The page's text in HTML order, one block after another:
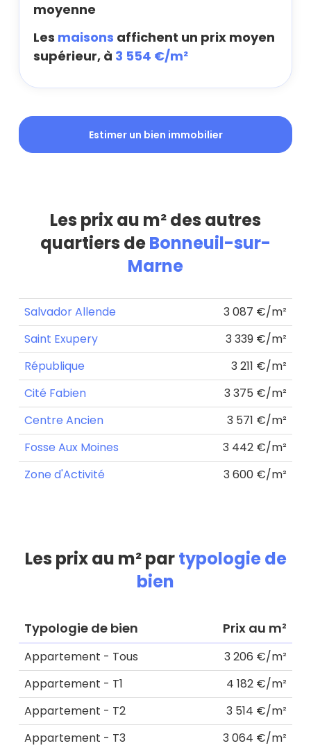
moyenne
Les maisons affichent un prix moyen
supérieur, à 3 554 €/m²
Estimer un bien immobilier
Les prix au m² des autres
quartiers deBonneuil-sur-
Marne
Salvador Allende
3 087 €/m²
Saint Exupery
3 339 €/m²
République
3 211 €/m²
Cité Fabien
3 375 €/m²
Centre Ancien
3 571 €/m²
Fosse Aux Moines
3 442 €/m²
Zone d'Activité
3 600 €/m²
Les prix au m² partypologie de
bien
Typologie de bien Prix au m²
Appartement - Tous
3 206 €/m²
Appartement - T1
4 182 €/m²
Appartement - T2
3 514 €/m²
Appartement - T3
3 064 €/m²